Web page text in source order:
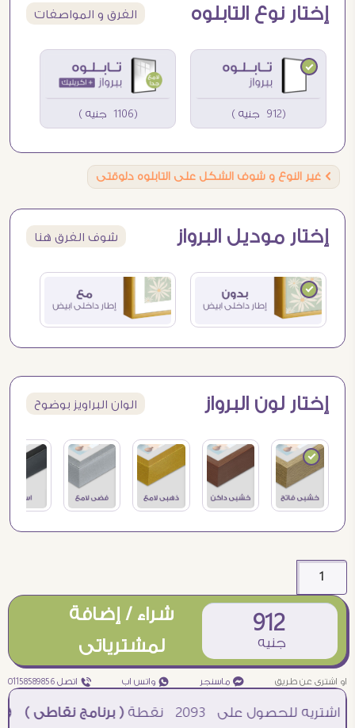
إختار نوع التابلوه الفرق و المواصفات
(912 جنيه ) (1106 جنيه )
Ö غير النوع و شوف الشكل على التابلوه دلوقتى
إختار موديل البرواز شوف الفرق هنا
إختار لون البرواز الوان البراويز بوضوح
912
جنيه
شراء / إضافة
لمشترياتى
او اشترى عن طريق ¥ ماسنجر ₧ واتس اب ƒ اتصل 01158589856
2093 نقطة( برنامج نقاطى )à خصم 5% للعملاء الجدد à شحن مجانى عند الشراء ب 4000 جنيه à